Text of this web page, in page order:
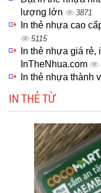
lượng lớn
3871
In thẻ nhựa cao
5115
In thẻ nhựa giá
InTheNhua.com
In thẻ nhựa thành
IN THẺ TỪ